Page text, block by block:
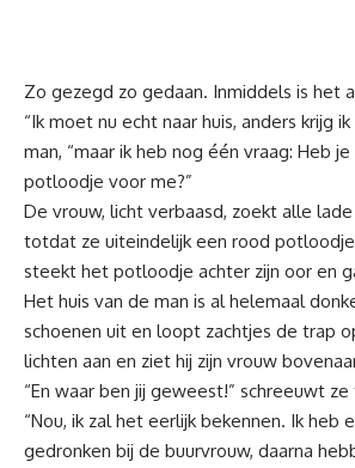
Zo gezegd zo gedaan. Inmiddels is het
“Ik moet nu echt naar huis, anders krijg
man, “maar ik heb nog één vraag: Heb
potloodje voor me?”
De vrouw, licht verbaasd, zoekt alle
totdat ze uiteindelijk een rood
steekt het potloodje achter zijn oor en
Het huis van de man is al helemaal
schoenen uit en loopt zachtjes de trap
lichten aan en ziet hij zijn vrouw
“En waar ben jij geweest!” schreeuwt
“Nou, ik zal het eerlijk bekennen. Ik heb
gedronken bij de buurvrouw, daarna